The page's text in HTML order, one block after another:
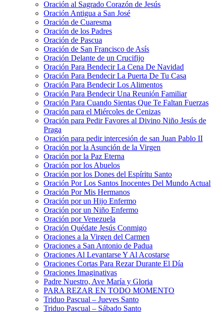
Oración al Sagrado Corazón de Jesús
Oración Antigua a San José
Oración de Cuaresma
Oración de los Padres
Oración de Pascua
Oración de San Francisco de Asís
Oración Delante de un Crucifijo
Oración Para Bendecir La Cena De Navidad
Oración Para Bendecir La Puerta De Tu Casa
Oración Para Bendecir Los Alimentos
Oración Para Bendecir Una Reunión Familiar
Oración Para Cuando Sientas Que Te Faltan Fuerzas
Oración para el Miércoles de Cenizas
Oración para Pedir Favores al Divino Niño Jesús de
Praga
Oración para pedir intercesión de san Juan Pablo II
Oración por la Asunción de la Virgen
Oración por la Paz Eterna
Oración por los Abuelos
Oración por los Dones del Espíritu Santo
Oración Por Los Santos Inocentes Del Mundo Actual
Oración Por Mis Hermanos
Oración por un Hijo Enfermo
Oración por un Niño Enfermo
Oración por Venezuela
Oración Quédate Jesús Conmigo
Oraciones a la Virgen del Carmen
Oraciones a San Antonio de Padua
Oraciones Al Levantarse Y Al Acostarse
Oraciones Cortas Para Rezar Durante El Día
Oraciones Imaginativas
Padre Nuestro, Ave María y Gloria
PARA REZAR EN TODO MOMENTO
Triduo Pascual – Jueves Santo
Triduo Pascual – Sábado Santo